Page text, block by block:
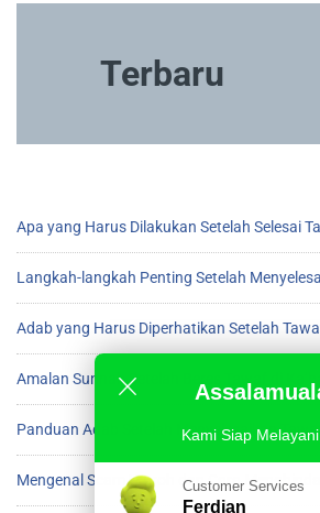
Terbaru
Apa yang Harus Dilakukan Setelah Selesai
Langkah-langkah Penting Setelah
Adab yang Harus Diperhatikan Setelah
Amalan Sunnah Setelah Beres Tawaf di
Panduan Adab Setelah Menyelesaikan Tawaf
Mengenal Scam Umroh dan Cara
Kami Siap
Customer Services
Ferdian